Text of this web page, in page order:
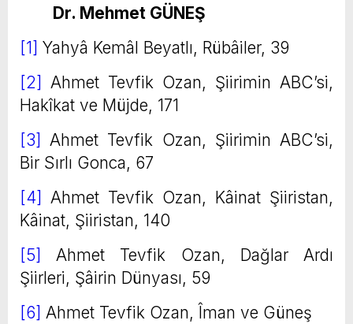
Dr. Mehmet GÜNEŞ
[1] Yahyâ Kemâl Beyatlı, Rübâiler, 39
[2] Ahmet Tevfik Ozan, Şiirimin ABC’si,
Hakîkat ve Müjde, 171
[3] Ahmet Tevfik Ozan, Şiirimin ABC’si,
Bir Sırlı Gonca, 67
[4] Ahmet Tevfik Ozan, Kâinat Şiiristan,
Kâinat, Şiiristan, 140
[5]
Ahmet Tevfik Ozan, Dağlar Ardı
Şiirleri, Şâirin Dünyası, 59
[6] Ahmet Tevfik Ozan, Îman ve Güneş